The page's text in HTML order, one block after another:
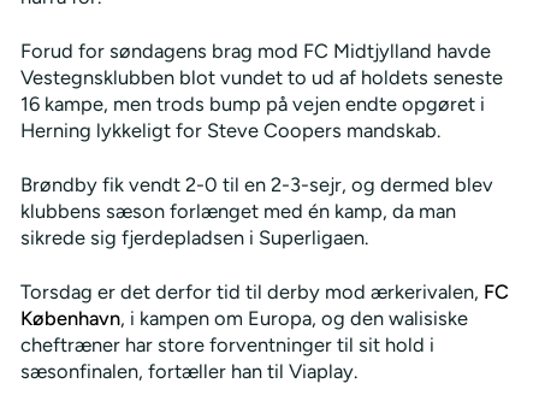
Forud for søndagens brag mod FC Midtjylland havde
Vestegnsklubben blot vundet to ud af holdets seneste
16 kampe, men trods bump på vejen endte opgøret i
Herning lykkeligt for Steve Coopers mandskab.
Brøndby fik vendt 2-0 til en 2-3-sejr, og dermed blev
klubbens sæson forlænget med én kamp, da man
sikrede sig fjerdepladsen i Superligaen.
Torsdag er det derfor tid til derby mod ærkerivalen, FC
København, i kampen om Europa, og den walisiske
cheftræner har store forventninger til sit hold i
sæsonfinalen, fortæller han til Viaplay.